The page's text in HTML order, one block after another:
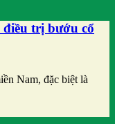
trị bướu cổ
Nam, đặc biệt là